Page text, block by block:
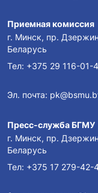
Приемная комиссия
г. Минск, пр.
Беларусь
Тел: +375 29 116-01-
Эл. почта:
Пресс-служба БГМУ
г. Минск, пр.
Беларусь
Тел: +375 17 279-42-